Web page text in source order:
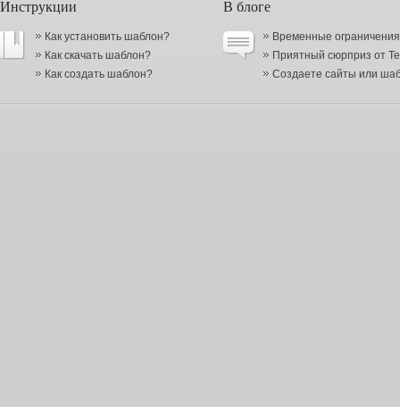
Инструкции
Как установить шаблон?
Как скачать шаблон?
Как создать шаблон?
В блоге
Временные
Приятный сюрприз от
Создаете сайты или